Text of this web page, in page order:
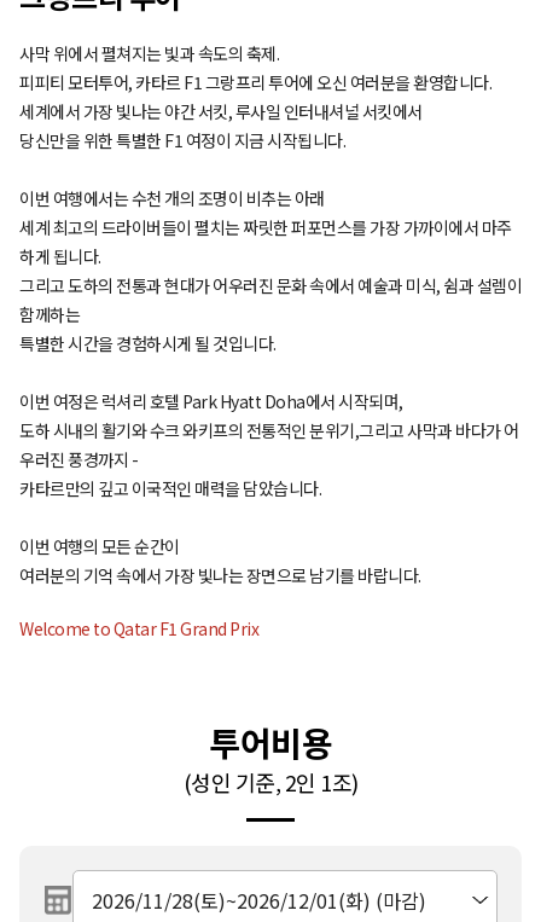
사막 위에서 펼쳐지는 빛과 속도의 축제.
피피티 모터투어, 카타르 F1 그랑프리 투어에 오신 여러분을 환영합니다.
세계에서 가장 빛나는 야간 서킷, 루사일 인터내셔널 서킷에서
당신만을 위한 특별한 F1 여정이 지금 시작됩니다.
이번 여행에서는 수천 개의 조명이 비추는 아래
세계 최고의 드라이버들이 펼치는 짜릿한 퍼포먼스를 가장 가까이에서 마주
하게 됩니다.
그리고 도하의 전통과 현대가 어우러진 문화 속에서 예술과 미식, 쉼과 설렘이
함께하는
특별한 시간을 경험하시게 될 것입니다.
이번 여정은 럭셔리 호텔 Park Hyatt Doha에서 시작되며,
도하 시내의 활기와 수크 와키프의 전통적인 분위기,그리고 사막과 바다가 어
우러진 풍경까지 -
카타르만의 깊고 이국적인 매력을 담았습니다.
이번 여행의 모든 순간이
여러분의 기억 속에서 가장 빛나는 장면으로 남기를 바랍니다.
Welcome to Qatar F1 Grand Prix
투어비용
(성인 기준, 2인 1조)